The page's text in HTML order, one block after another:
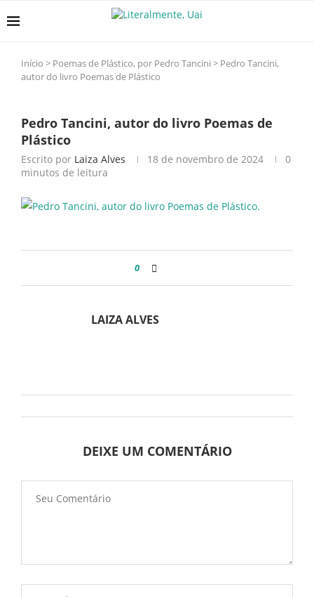
Início > Poemas de Plástico, por Pedro Tancini > Pedro Tancini,
autor do livro Poemas de Plástico
Pedro Tancini, autor do livro Poemas de
Plástico
Escrito por Laiza Alves 18 de novembro de 2024
0
minutos de leitura
0
LAIZA ALVES
DEIXE UM COMENTÁRIO